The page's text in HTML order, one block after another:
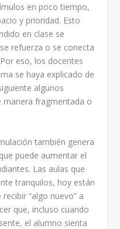
en poco tiempo,
y prioridad. Esto
en clase se
refuerza o se conecta
eso, los docentes
se haya explicado de
algunos
manera fragmentada o
también genera
puede aumentar el
Las aulas que
tranquilos, hoy están
“algo nuevo” a
que, incluso cuando
el alumno sienta